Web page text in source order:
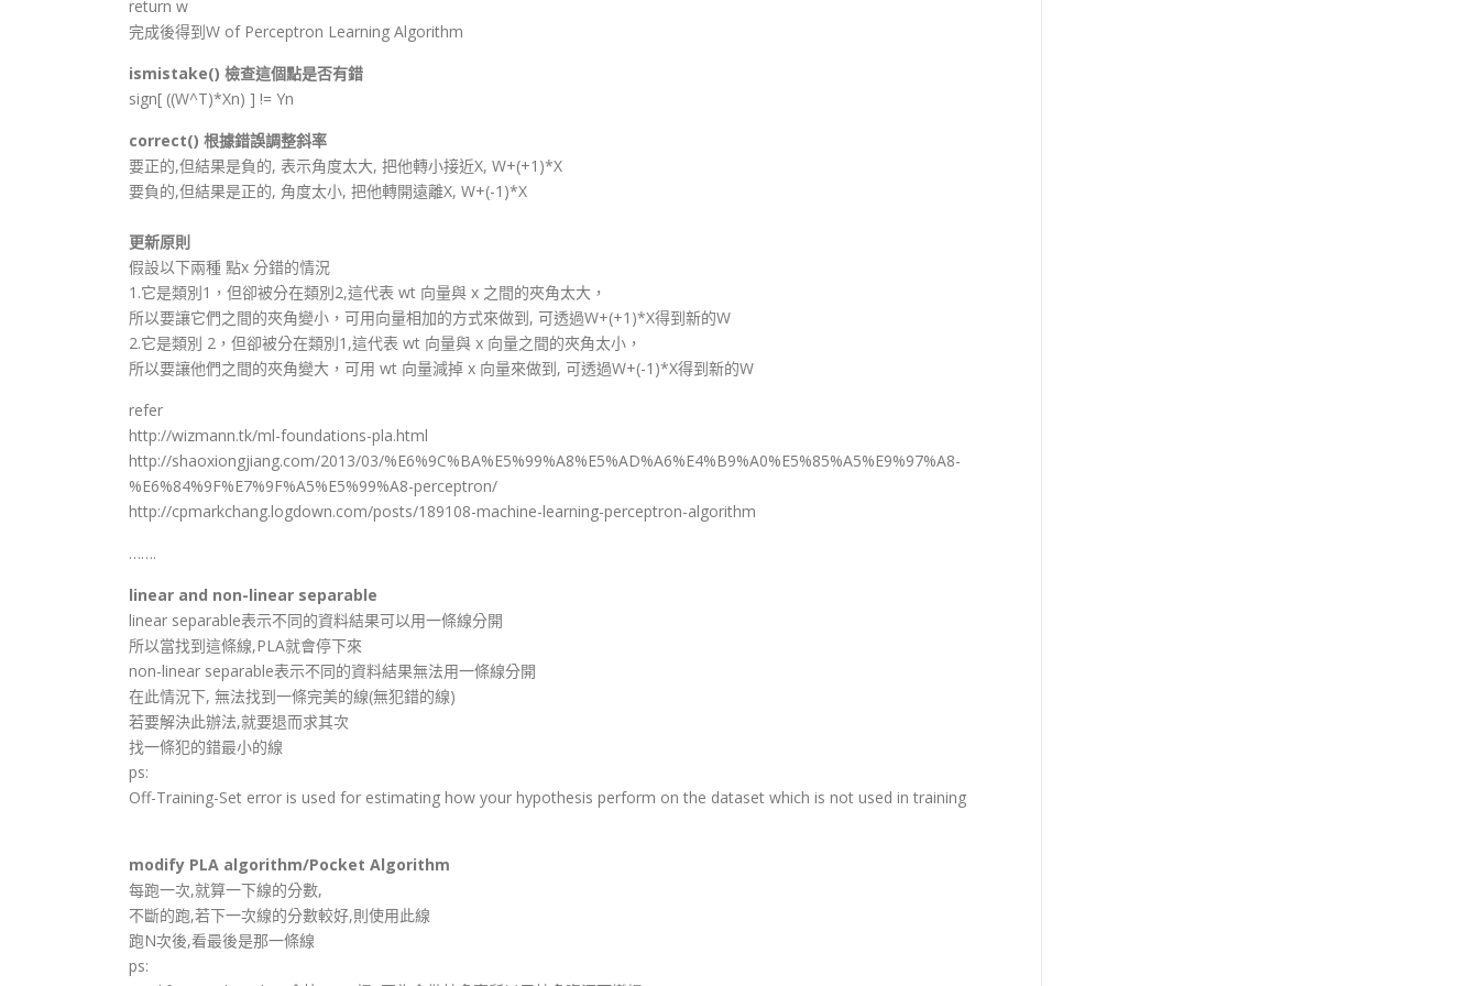
return w
完成後得到W of Perceptron Learning Algorithm
ismistake() 檢查這個點是否有錯
sign[ ((W^T)*Xn) ] != Yn
correct() 根據錯誤調整斜率
要正的,但結果是負的, 表示角度太大, 把他轉小接近X, W+(+1)*X
要負的,但結果是正的, 角度太小, 把他轉開遠離X, W+(-1)*X
更新原則
假設以下兩種 點x 分錯的情況
1.它是類別1，但卻被分在類別2,這代表 wt 向量與 x 之間的夾角太大，
所以要讓它們之間的夾角變小，可用向量相加的方式來做到, 可透過W+(+1)*X得到新的W
2.它是類別 2，但卻被分在類別1,這代表 wt 向量與 x 向量之間的夾角太小，
所以要讓他們之間的夾角變大，可用 wt 向量減掉 x 向量來做到, 可透過W+(-1)*X得到新的W
refer
http://wizmann.tk/ml-foundations-pla.html
http://shaoxiongjiang.com/2013/03/%E6%9C%BA%E5%99%A8%E5%AD%A6%E4%B9%A0%E5%85%A5%E9%97%A8-
%E6%84%9F%E7%9F%A5%E5%99%A8-perceptron/
http://cpmarkchang.logdown.com/posts/189108-machine-learning-perceptron-algorithm
…….
linear and non-linear separable
linear separable表示不同的資料結果可以用一條線分開
所以當找到這條線,PLA就會停下來
non-linear separable表示不同的資料結果無法用一條線分開
在此情況下, 無法找到一條完美的線(無犯錯的線)
若要解決此辦法,就要退而求其次
找一條犯的錯最小的線
ps:
Off-Training-Set error is used for estimating how your hypothesis perform on the dataset which is not used in training
modify PLA algorithm/Pocket Algorithm
每跑一次,就算一下線的分數,
不斷的跑,若下一次線的分數較好,則使用此線
跑N次後,看最後是那一條線
ps: